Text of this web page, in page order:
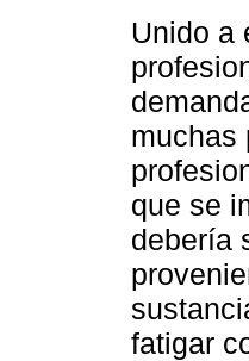
Unido a
muchas
que se
debería
fatigar